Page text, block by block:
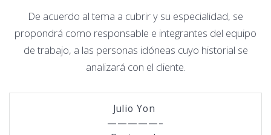
De acuerdo al tema a cubrir y su especialidad, se
propondrá como responsable e integrantes del equipo
de trabajo, a las personas idóneas cuyo historial se
analizará con el cliente.
Julio Yon
—————–